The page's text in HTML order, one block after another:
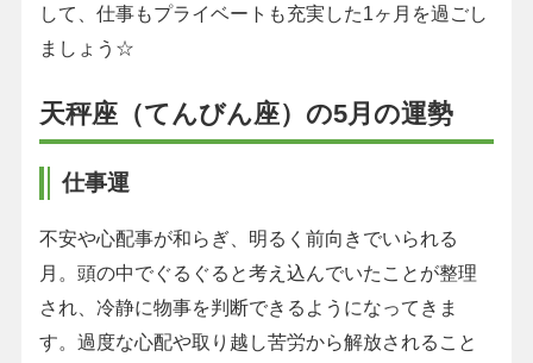
して、仕事もプライベートも充実した1ヶ月を過ごし
ましょう☆
天秤座（てんびん座）の5月の運勢
仕事運
不安や心配事が和らぎ、明るく前向きでいられる
月。頭の中でぐるぐると考え込んでいたことが整理
され、冷静に物事を判断できるようになってきま
す。過度な心配や取り越し苦労から解放されること